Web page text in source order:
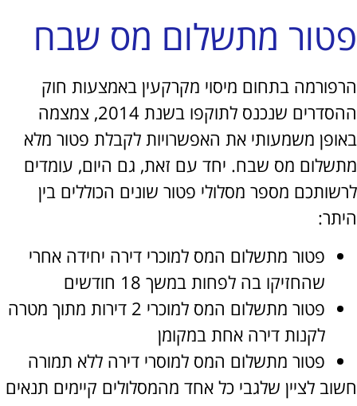
מתשלום מס שבח
בתחום מיסוי מקרקעין באמצעות חוק
ההסדרים שנכנס לתוקפו בשנת 2014, צמצמה
משמעותי את האפשרויות לקבלת פטור מלא
מס שבח. יחד עם זאת, גם היום, עומדים
מספר מסלולי פטור שונים הכוללים בין
פטור מתשלום המס למוכרי דירה יחידה אחרי
שהחזיקו בה לפחות במשך 18 חודשים
פטור מתשלום המס למוכרי 2 דירות מתוך מטרה
לקנות דירה אחת במקומן
פטור מתשלום המס למוסרי דירה ללא תמורה
לציין שלגבי כל אחד מהמסלולים קיימים תנאים